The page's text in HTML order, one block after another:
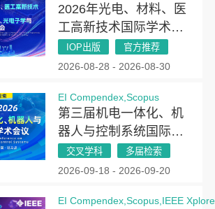
2026年光电、材料、医
工高新技术国际学术会
议暨第三届人工智能、
光电子学与光学技术国
2026）
IOP出版 官方推荐
2026-08-28 - 2026-08-30
EI Compendex,Scopus
第三届机电一体化、机
器人与控制系统国际学
术会议(MRCS 2026)
交叉学科 多届检索
2026-09-18 - 2026-09-20
EI Compendex,Scopus,IEEE Xplore